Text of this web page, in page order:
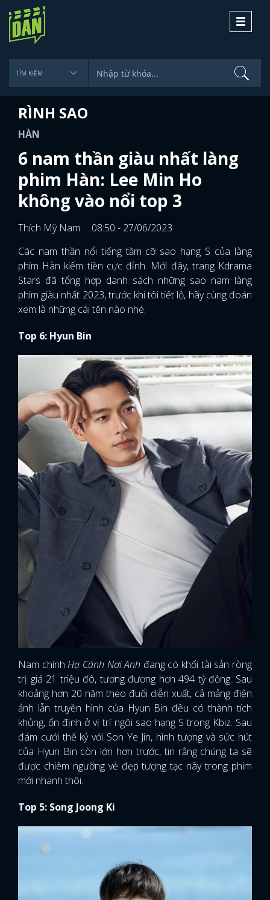
Toggle
RÌNH SAO
HÀN
6 nam thần giàu nhất làng
phim Hàn: Lee Min Ho
không vào nổi top 3
Thích Mỹ Nam
08:50 - 27/06/2023
Các nam thần nổi tiếng tầm cỡ sao hạng S của làng
phim Hàn kiếm tiền cực đỉnh. Mới đây, trang Kdrama
Stars đã tổng hợp danh sách những sao nam làng
phim giàu nhất 2023, trước khi tôi tiết lộ, hãy cùng đoán
xem là những cái tên nào nhé.
Top 6: Hyun Bin
Nam chínhHạ Cánh Nơi Anh đang có khối tài sản ròng
trị giá 21 triệu đô, tương đương hơn 494 tỷ đồng. Sau
khoảng hơn 20 năm theo đuổi diễn xuất, cả mảng điện
ảnh lẫn truyền hình của Hyun Bin đều có thành tích
khủng, ổn định ở vị trí ngôi sao hạng S trong Kbiz. Sau
đám cưới thế kỷ với Son Ye Jin, hình tượng và sức hút
của Hyun Bin còn lớn hơn trước, tin rằng chúng ta sẽ
được chiêm ngưỡng vẻ đẹp tượng tạc này trong phim
mới nhanh thôi.
Top 5: Song Joong Ki